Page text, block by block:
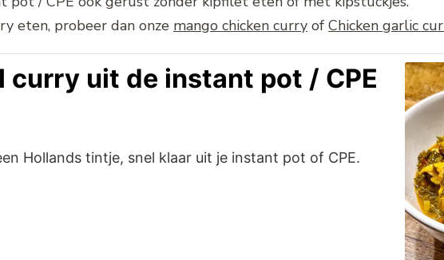
eten, probeer dan onze mango chicken curry of Chicken garlic
curry uit de instant pot / CPE
Hollands tintje, snel klaar uit je instant pot of CPE.